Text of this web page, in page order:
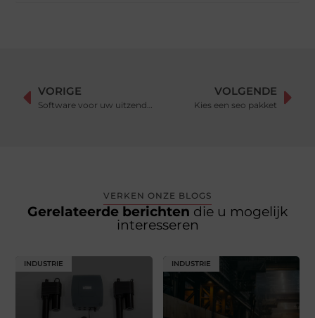
VORIGE
Software voor uw uitzendbureau op zijn best
VOLGENDE
Kies een seo pakket
VERKEN ONZE BLOGS
Gerelateerde berichten die u mogelijk
interesseren
INDUSTRIE INDUSTRIE